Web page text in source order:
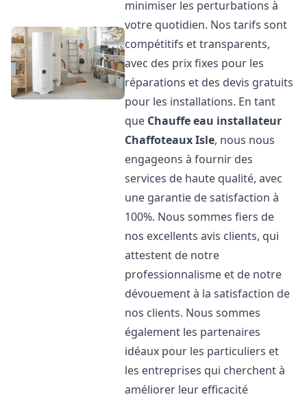
minimiser les perturbations à
votre quotidien. Nos tarifs sont
compétitifs et transparents,
avec des prix fixes pour les
réparations et des devis gratuits
pour les installations. En tant
que Chauffe eau installateur
ChaffoteauxIsle, nous nous
engageons à fournir des
services de haute qualité, avec
une garantie de satisfaction à
100%. Nous sommes fiers de
nos excellents avis clients, qui
attestent de notre
professionnalisme et de notre
dévouement à la satisfaction de
nos clients. Nous sommes
également les partenaires
idéaux pour les particuliers et
les entreprises qui cherchent à
améliorer leur efficacité